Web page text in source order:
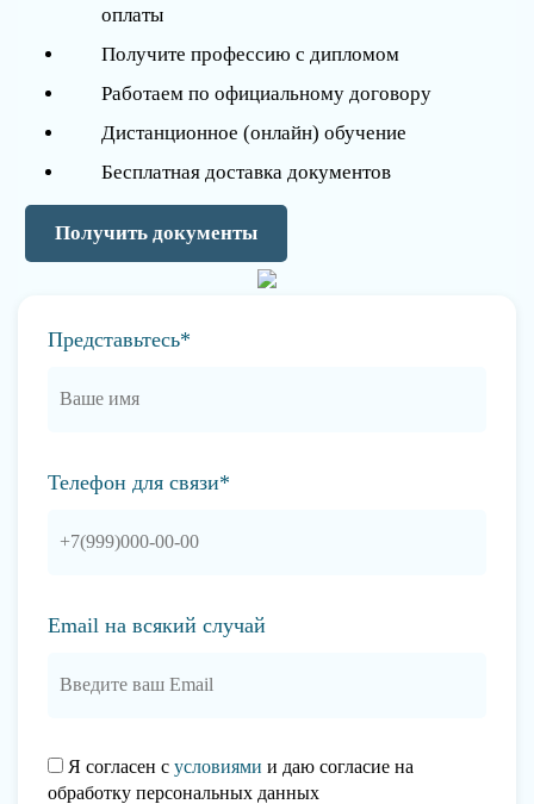
оплаты
Получите профессию с дипломом
Работаем по официальному договору
Дистанционное (онлайн) обучение
Бесплатная доставка документов
Получить документы
Представьтесь*
Телефон для связи*
Email на всякий случай
Я согласен с условиями и даю согласие на
обработку персональных данных